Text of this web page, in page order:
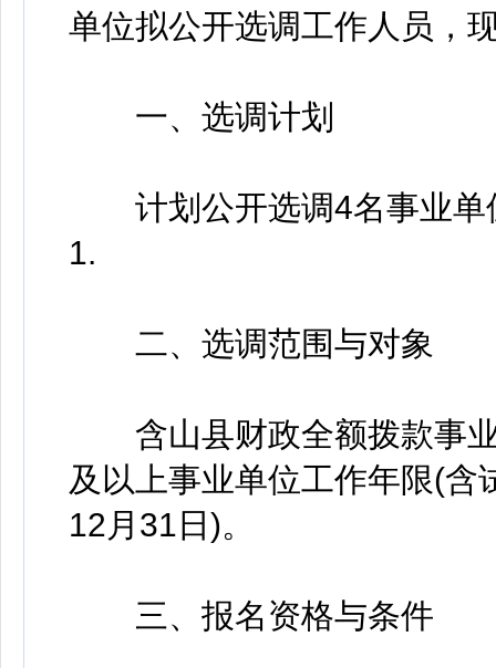
单位拟公开选调工作人员，
一、选调计划
计划公开选调4名事业单
1.
二、选调范围与对象
含山县财政全额拨款事业
及以上事业单位工作年限(
12月31日)。
三、报名资格与条件